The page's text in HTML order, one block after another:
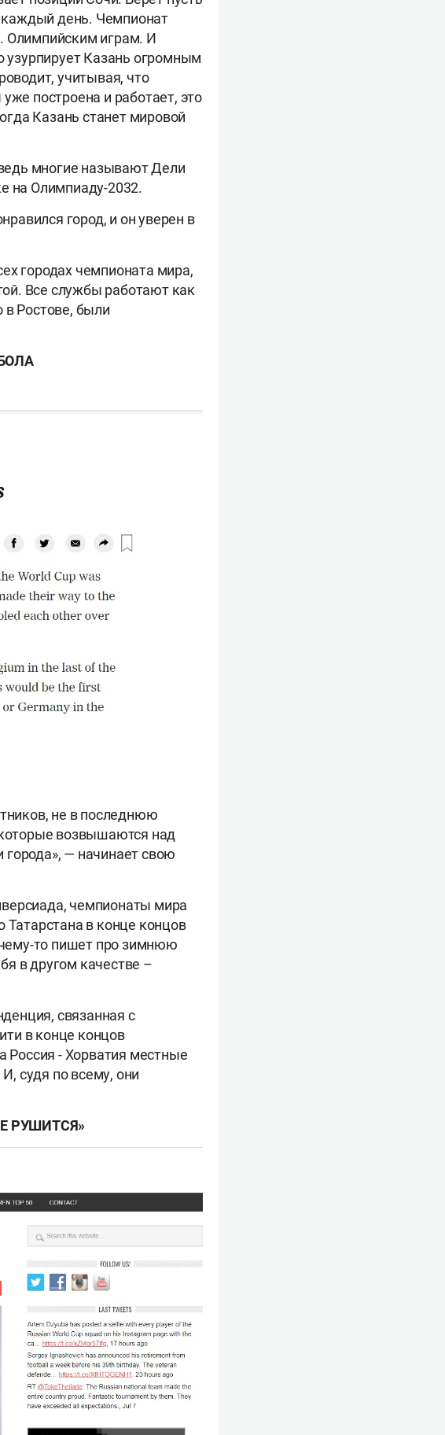
каждый день. Чемпионат
Олимпийским играм. И
узурпирует Казань огромным
учитывая, что
построена и работает, это
Казань станет мировой
многие называют Дели
на Олимпиаду-2032.
город, и он уверен в
городах чемпионата мира,
Все службы работают как
в Ростове, были
не в последнюю
возвышаются над
города», — начинает свою
чемпионаты мира
в конце концов
то пишет про зимнюю
в другом качестве –
связанная с
в конце концов
Россия - Хорватия местные
судя по всему, они
РУШИТСЯ»